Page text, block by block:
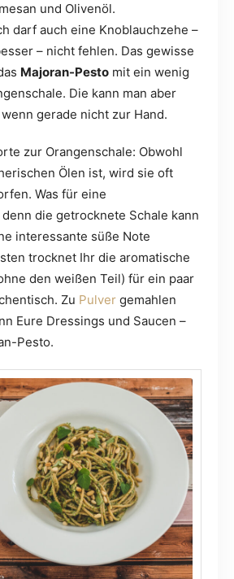
und Olivenöl.
darf auch eine Knoblauchzehe –
– nicht fehlen. Das gewisse
Majoran-Pesto mit ein wenig
Die kann man aber
gerade nicht zur Hand.
zur Orangenschale: Obwohl
Ölen ist, wird sie oft
Was für eine
die getrocknete Schale kann
interessante süße Note
trocknet Ihr die aromatische
den weißen Teil) für ein paar
Zu Pulver gemahlen
Eure Dressings und Saucen –
Pesto.